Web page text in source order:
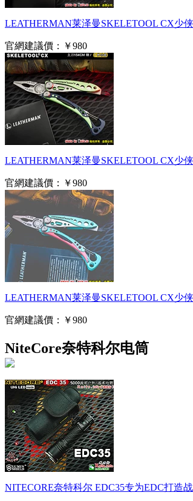
LEATHERMAN莱泽曼SKELETOOL CX少
官網建議價： ￥980
LEATHERMAN莱泽曼SKELETOOL CX少
官網建議價： ￥980
LEATHERMAN莱泽曼SKELETOOL CX少
官網建議價： ￥980
NiteCore奈特科尔电筒
NITECORE奈特科尔 EDC35专为EDC打造